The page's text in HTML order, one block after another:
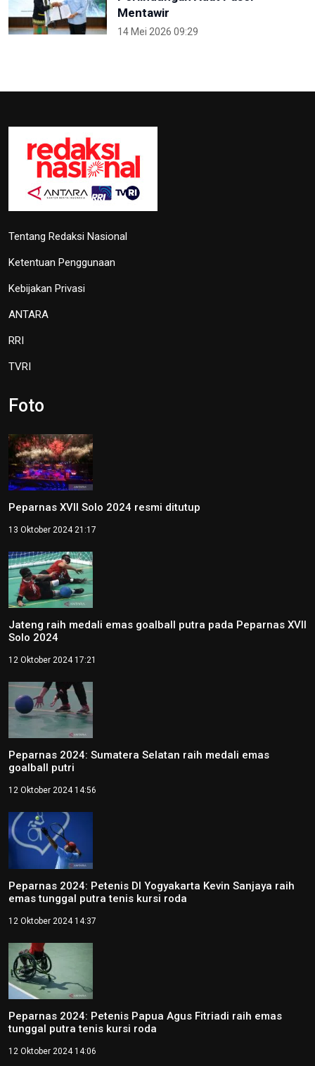
Mentawir
14 Mei 2026 09:29
Tentang Redaksi Nasional
Ketentuan Penggunaan
Kebijakan Privasi
ANTARA
RRI
TVRI
Foto
Peparnas XVII Solo 2024 resmi ditutup
13 Oktober 2024 21:17
Jateng raih medali emas goalball putra pada Peparnas XVII
Solo 2024
12 Oktober 2024 17:21
Peparnas 2024: Sumatera Selatan raih medali emas
goalball putri
12 Oktober 2024 14:56
Peparnas 2024: Petenis DI Yogyakarta Kevin Sanjaya raih
emas tunggal putra tenis kursi roda
12 Oktober 2024 14:37
Peparnas 2024: Petenis Papua Agus Fitriadi raih emas
tunggal putra tenis kursi roda
12 Oktober 2024 14:06